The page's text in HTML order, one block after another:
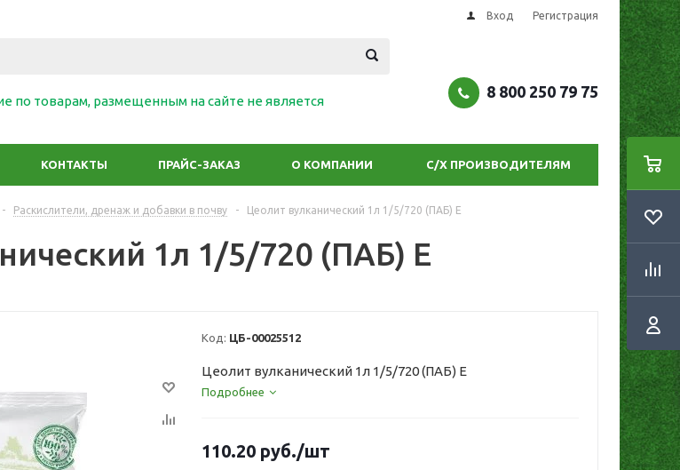
Вход Регистрация
по товарам, размещенным на сайте не является
8 800 250 79 75
КОНТАКТЫ ПРАЙС-ЗАКАЗ О КОМПАНИИ С/Х ПРОИЗВОДИТЕЛЯМ
- Раскислители, дренаж и добавки в почву - Цеолит вулканический 1л 1/5/720 (ПАБ) Е
1л 1/5/720 (ПАБ) Е
Код: ЦБ-00025512
Цеолит вулканический 1л 1/5/720 (ПАБ) Е
Подробнее
110.20 руб./шт